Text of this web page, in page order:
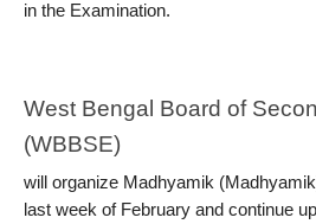
in the Examination.
West Bengal Board of
(WBBSE)
will organize Madhyamik
last week of February and continue